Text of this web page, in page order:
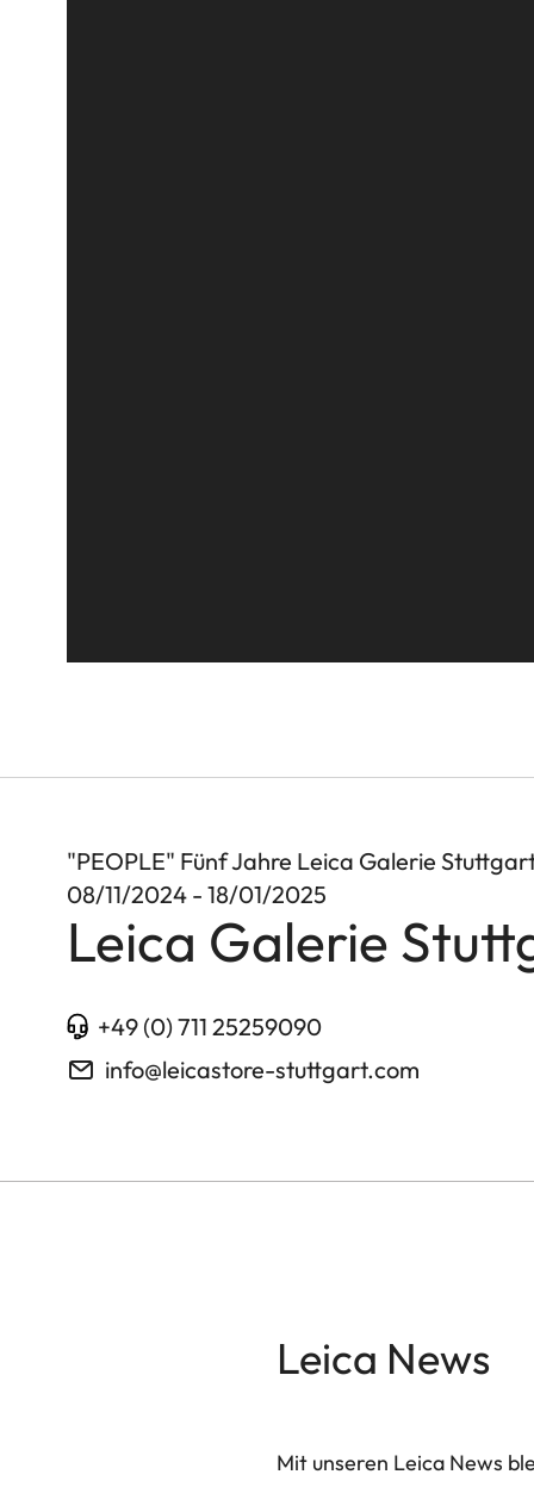
"PEOPLE" Fünf Jahre Leica Galerie
08/11/2024 - 18/01/2025
Leica Galerie
+49 (0) 711 25259090
info@leicastore-stuttgart.com
Leica News
Mit unseren Leica News